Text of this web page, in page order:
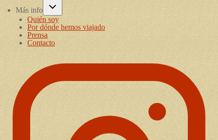
Más info
Quién soy
Por dónde hemos viajado
Prensa
Contacto